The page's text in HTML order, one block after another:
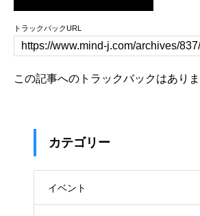
トラックバックURL
この記事へのトラックバックはありま
カテゴリー
イベント